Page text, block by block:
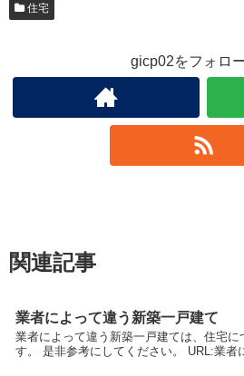
住宅
gicp02をフォロ
関連記事
業者によって違う新築一戸建て
業者によって違う新築一戸建ては、住宅
す。 是非参考にしてください。 URL:業者